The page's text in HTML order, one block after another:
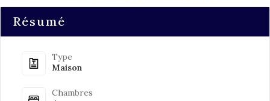
Résumé
Type
Maison
Chambres